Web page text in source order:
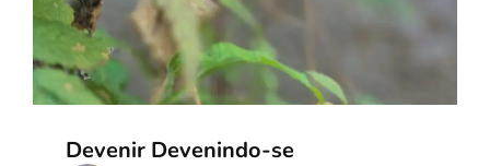
Devenir Devenindo-se